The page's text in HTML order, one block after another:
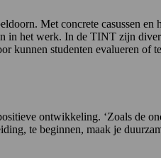
Met concrete casussen en
het werk. In de TINT zijn
kunnen studenten evalueren of
ontwikkeling. ‘Zoals de
te beginnen, maak je